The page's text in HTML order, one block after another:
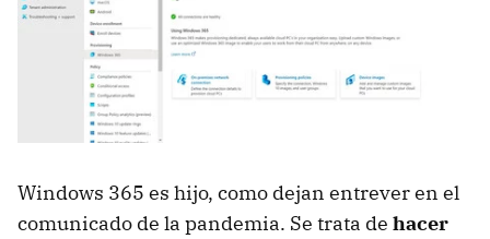
Windows 365 es hijo, como dejan entrever en el
comunicado de la pandemia. Se trata de hacer